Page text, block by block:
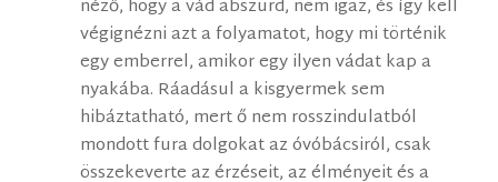
néző, hogy a vád abszurd, nem igaz, és így kell
végignézni azt a folyamatot, hogy mi történik
egy emberrel, amikor egy ilyen vádat kap a
nyakába. Ráadásul a kisgyermek sem
hibáztatható, mert ő nem rosszindulatból
mondott fura dolgokat az óvóbácsiról, csak
összekeverte az érzéseit, az élményeit és a